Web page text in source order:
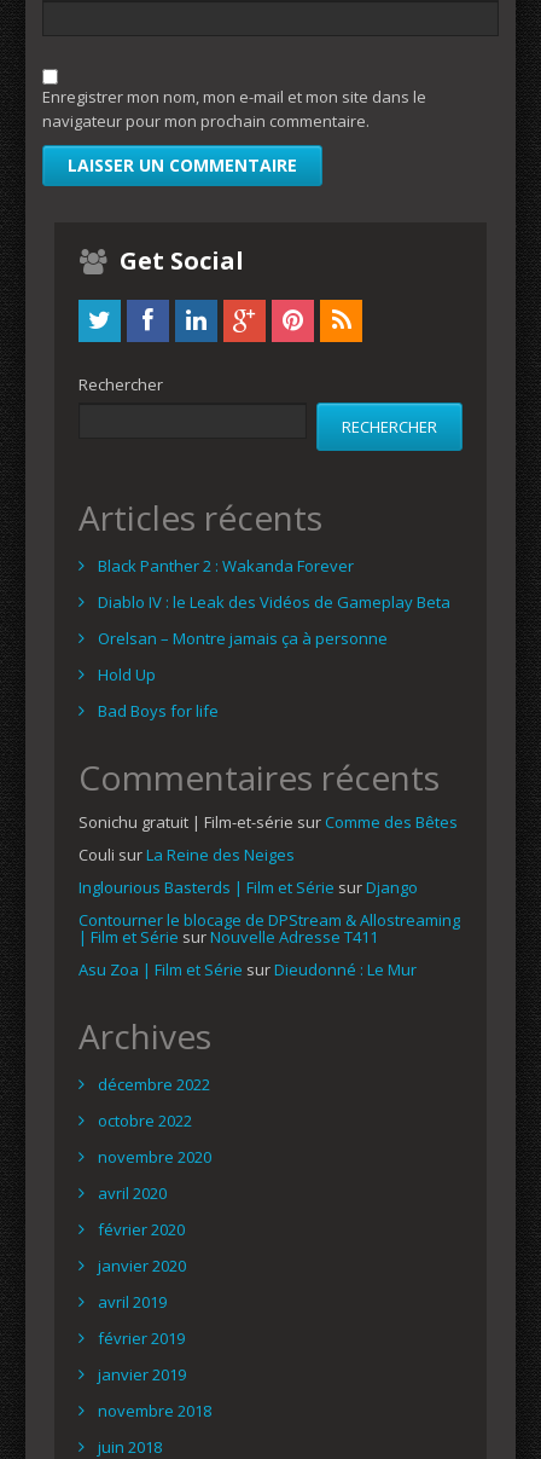
Enregistrer mon nom, mon e-mail et mon site dans le
navigateur pour mon prochain commentaire.
Get Social
Rechercher
RECHERCHER
Articles récents
Black Panther 2 : Wakanda Forever
Diablo IV : le Leak des Vidéos de Gameplay Beta
Orelsan – Montre jamais ça à personne
Hold Up
Bad Boys for life
Commentaires récents
Sonichu gratuit | Film-et-série sur Comme des Bêtes
Couli surLa Reine des Neiges
Inglourious Basterds | Film et Série surDjango
Contourner le blocage de DPStream & Allostreaming
| Film et Série surNouvelle Adresse T411
Asu Zoa | Film et Série surDieudonné : Le Mur
Archives
décembre 2022
octobre 2022
novembre 2020
avril 2020
février 2020
janvier 2020
avril 2019
février 2019
janvier 2019
novembre 2018
juin 2018